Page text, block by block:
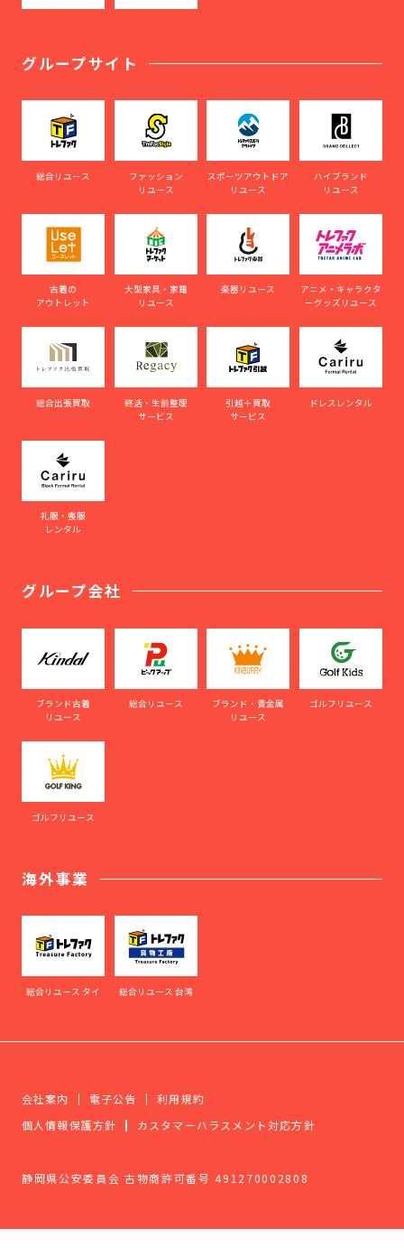
グループサイト
総合リユース
ファッション
リユース
スポーツアウトドア
リユース
ハイブランド
リユース
古着の
アウトレット
大型家具・家電
リユース
楽器リユース
アニメ・キャラクタ
ーグッズリユース
総合出張買取
終活・生前整理
サービス
引越＋買取
サービス
ドレスレンタル
礼服・喪服
レンタル
グループ会社
ブランド古着
リユース
総合リユース
ブランド・貴金属
リユース
ゴルフリユース
ゴルフリユース
海外事業
総合リユース タイ 総合リユース 台湾
会社案内 電子公告
利用規約
個人情報保護方針
カスタマーハラスメント対応方針
静岡県公安委員会 古物商許可番号 491270002808